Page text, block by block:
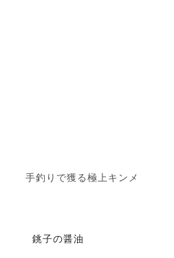
手釣りで獲る極上キンメ
銚子の醤油